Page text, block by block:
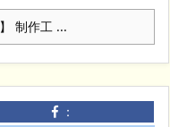
制作工 ...
：